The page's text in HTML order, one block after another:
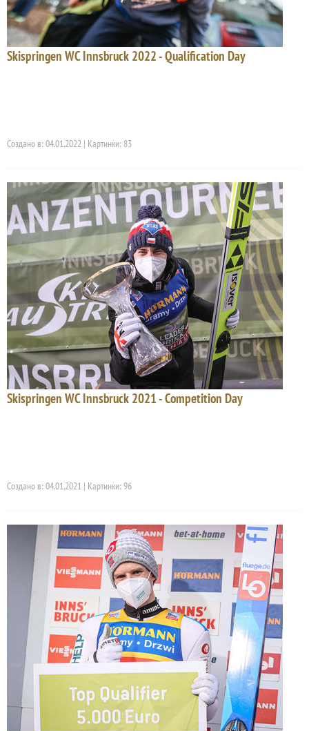
Skispringen WC Innsbruck 2022 - Qualification Day
Создано в: 04.01.2022 | Картинки: 83
Skispringen WC Innsbruck 2021 - Competition Day
Создано в: 04.01.2021 | Картинки: 96